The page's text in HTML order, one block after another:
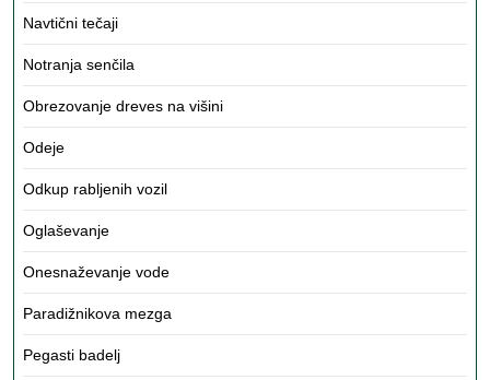
Navtični tečaji
Notranja senčila
Obrezovanje dreves na višini
Odeje
Odkup rabljenih vozil
Oglaševanje
Onesnaževanje vode
Paradižnikova mezga
Pegasti badelj